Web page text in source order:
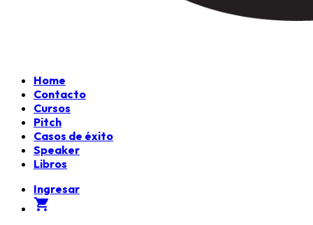
Home
Contacto
Cursos
Pitch
Casos de éxito
Speaker
Libros
Ingresar
shopping_cart